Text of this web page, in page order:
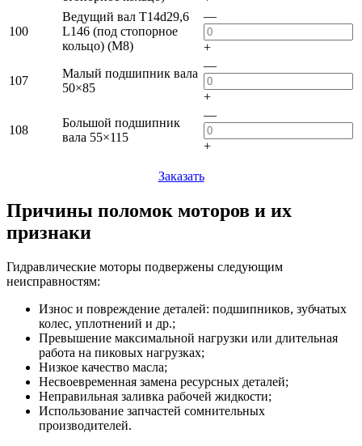
100
Ведущий вал T14d29,6
L146 (под стопорное
кольцо) (M8)
—
+
107
Малый подшипник вала
50×85
—
+
108
Большой подшипник
вала 55×115
—
+
Заказать
Причины поломок моторов и их
признаки
Гидравлические моторы подвержены следующим
неисправностям:
Износ и повреждение деталей: подшипников, зубчатых
колес, уплотнений и др.;
Превышение максимальной нагрузки или длительная
работа на пиковых нагрузках;
Низкое качество масла;
Несвоевременная замена ресурсных деталей;
Неправильная заливка рабочей жидкости;
Использование запчастей сомнительных
производителей.